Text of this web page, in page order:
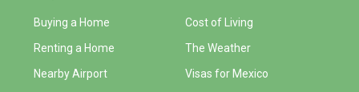
Buying a Home
Renting a Home
Nearby Airport
Cost of Living
The Weather
Visas for Mexico